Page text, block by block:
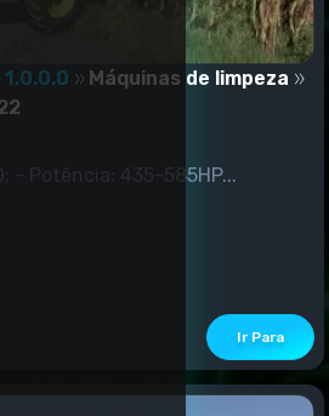
1.0.0.0
Máquinas de limpeza
- Preço: 358500EURO; - Potência: 435-585HP...
Ir Para